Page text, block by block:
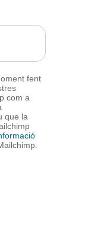
fent
com a
que la